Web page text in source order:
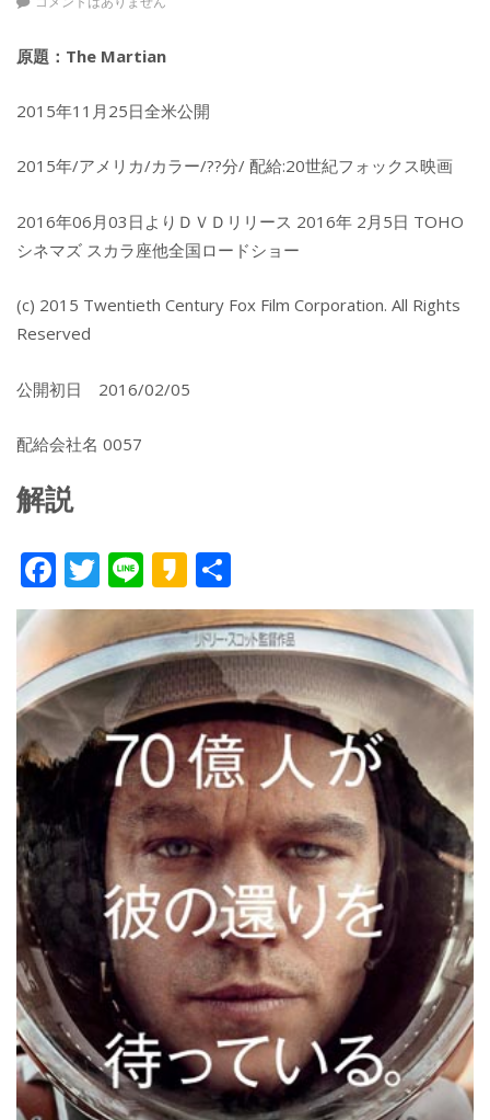
原題：The Martian
2015年11月25日全米公開
2015年/アメリカ/カラー/??分/ 配給:20世紀フォックス映画
2016年06月03日よりＤＶＤリリース 2016年 2月5日 TOHO
シネマズ スカラ座他全国ロードショー
(c) 2015 Twentieth Century Fox Film Corporation. All Rights
Reserved
公開初日 2016/02/05
配給会社名 0057
解説
F
ac
e
b
o
o
k
T
w
itt
er
Li
n
e
K
a
k
a
o
有